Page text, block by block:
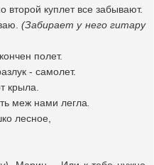
куплет все забывают.
(Забирает у него гитару
полет.
- самолет.
крыла.
меж нами легла
лесное,